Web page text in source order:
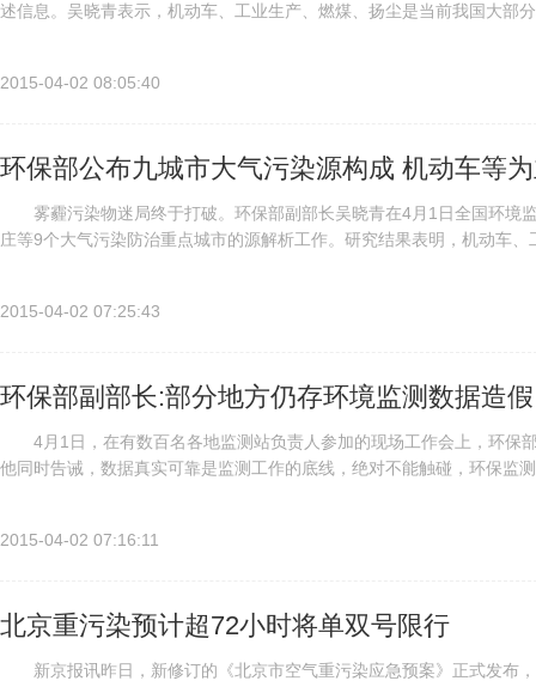
述信息。吴晓青表示，机动车、工业生产、燃煤、扬尘是当前我国大
2015-04-02 08:05:40
环保部公布九城市大气污染源构成 机动车等
雾霾污染物迷局终于打破。环保部副部长吴晓青在4月1日全国环境
庄等9个大气污染防治重点城市的源解析工作。研究结果表明，机动车
2015-04-02 07:25:43
环保部副部长:部分地方仍存环境监测数据造假
4月1日，在有数百名各地监测站负责人参加的现场工作会上，环保
他同时告诫，数据真实可靠是监测工作的底线，绝对不能触碰，环保
2015-04-02 07:16:11
北京重污染预计超72小时将单双号限行
新京报讯昨日，新修订的《北京市空气重污染应急预案》正式发布